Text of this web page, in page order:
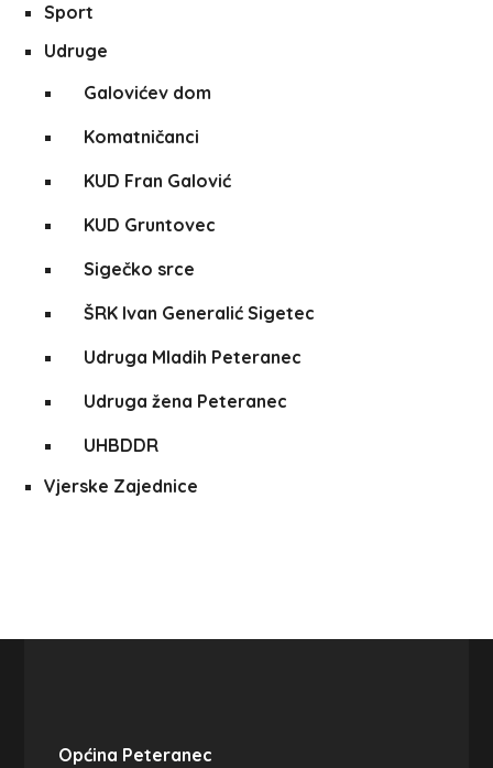
Sport
Udruge
Galovićev dom
Komatničanci
KUD Fran Galović
KUD Gruntovec
Sigečko srce
ŠRK Ivan Generalić Sigetec
Udruga Mladih Peteranec
Udruga žena Peteranec
UHBDDR
Vjerske Zajednice
Općina Peteranec